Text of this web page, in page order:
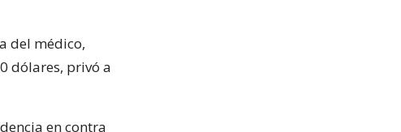
del médico,
dólares, privó a
en contra